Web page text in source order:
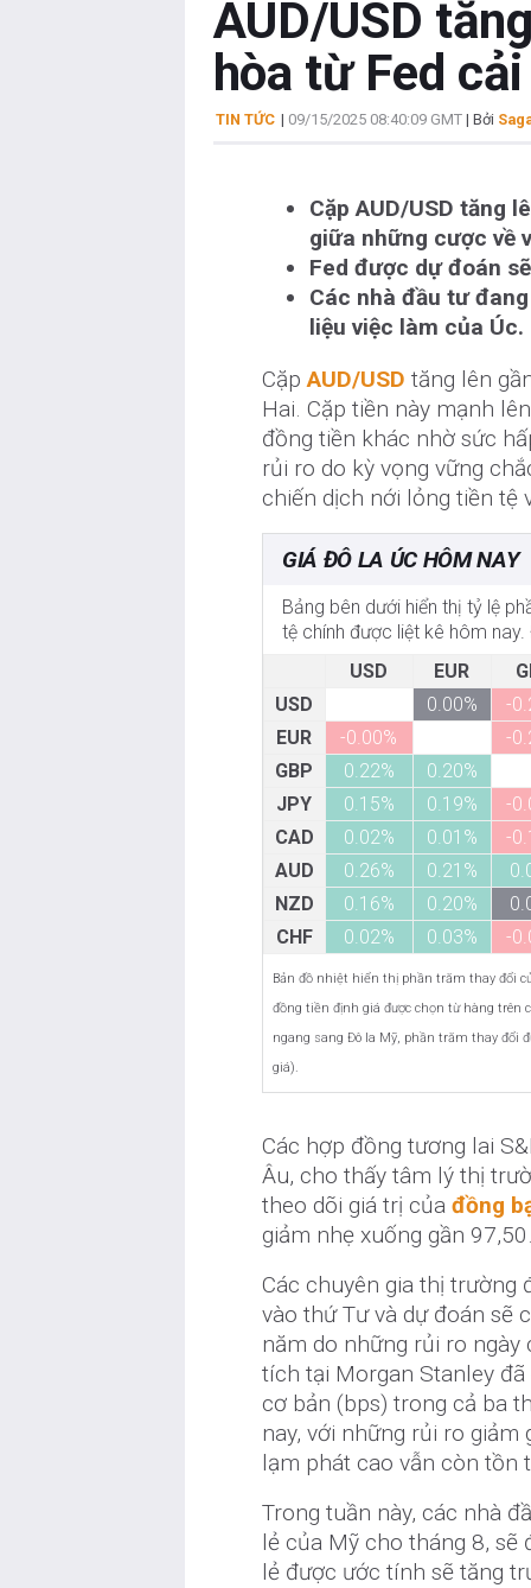
AUD/USD
hòa từ Fed
TIN TỨC | 09/15/2025 08:40:09 GMT| Bởi
Cặp AUD/USD tăng
giữa những cược về
Fed được dự đoán
Các nhà đầu tư
liệu việc làm của Úc.
CặpAUD/USD tăng lên
Hai. Cặp tiền này mạnh
đồng tiền khác nhờ sức
rủi ro do kỳ vọng vững
chiến dịch nới lỏng tiền tệ
GIÁ ĐÔ LA ÚC HÔM NAY
Bảng bên dưới hiển thị tỷ lệ
tệ chính được liệt kê hôm
USD
EUR
USD
0.00% -
EUR
-0.00% -
GBP
0.22% 0.20%
JPY
0.15% 0.19% -
CAD
0.02% 0.01% -
AUD
0.26% 0.21%
NZD
0.16% 0.20%
CHF
0.02% 0.03% -
Bản đồ nhiệt hiển thị phần trăm thay đổi
đồng tiền định giá được chọn từ hàng trên
ngang sang Đô la Mỹ, phần trăm thay đổi
giá).
Các hợp đồng tương lai
Âu, cho thấy tâm lý thị
theo dõi giá trị của đồng
giảm nhẹ xuống gần 97,50.
Các chuyên gia thị trường
vào thứ Tư và dự đoán sẽ
năm do những rủi ro ngày
tích tại Morgan Stanley
cơ bản (bps) trong cả ba
nay, với những rủi ro
lạm phát cao vẫn còn tồn
Trong tuần này, các nhà
lẻ của Mỹ cho tháng 8, sẽ
lẻ được ước tính sẽ tăng